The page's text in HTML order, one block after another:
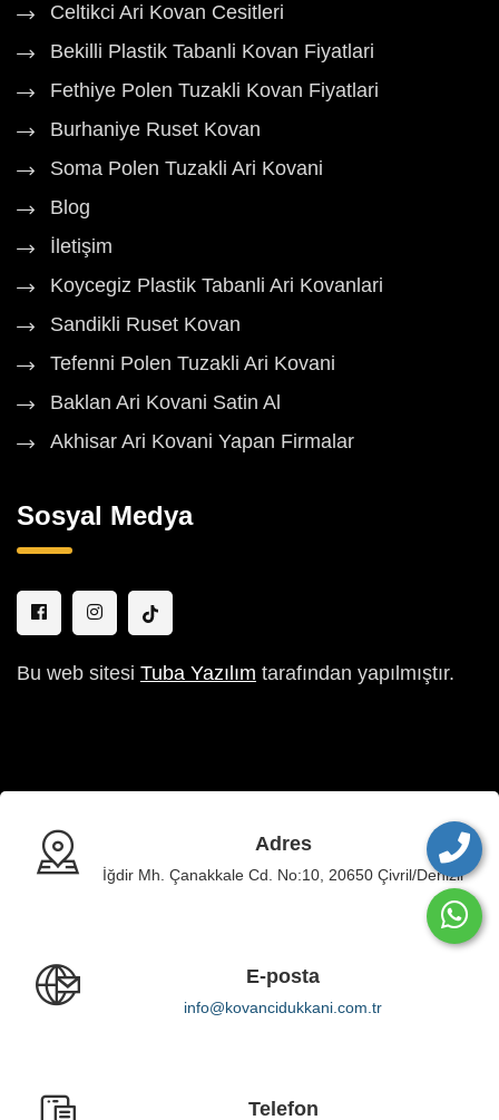
Celtikci Ari Kovan Cesitleri
Bekilli Plastik Tabanli Kovan Fiyatlari
Fethiye Polen Tuzakli Kovan Fiyatlari
Burhaniye Ruset Kovan
Soma Polen Tuzakli Ari Kovani
Blog
İletişim
Koycegiz Plastik Tabanli Ari Kovanlari
Sandikli Ruset Kovan
Tefenni Polen Tuzakli Ari Kovani
Baklan Ari Kovani Satin Al
Akhisar Ari Kovani Yapan Firmalar
Sosyal Medya
Bu web sitesi Tuba Yazılım tarafından yapılmıştır.
Adres
İğdir Mh. Çanakkale Cd. No:10, 20650 Çivril/Denizli
E-posta
info@kovancidukkani.com.tr
Telefon